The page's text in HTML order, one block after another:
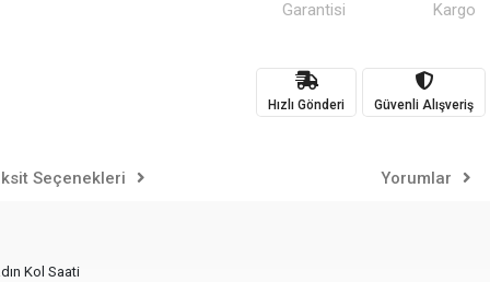
Garantisi
Kargo
Hızlı Gönderi Güvenli Alışveriş
Seçenekleri Yorumlar
Kol Saati